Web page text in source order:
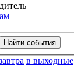
в выходные